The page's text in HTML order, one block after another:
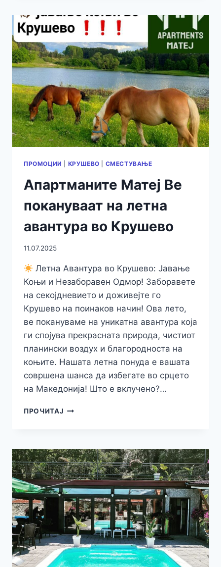
КОЈ
ЈА
ПРАВИ
РАЗЛИКАТА
ПРОМОЦИИ КРУШЕВО СМЕСТУВАЊЕ
Апартманите Матеј Ве
покануваат на летна
авантура во Крушево
11.07.2025
Летна Авантура во Крушево: Јавање
Коњи и Незаборавен Одмор! Заборавете
на секојдневието и доживејте го
Крушево на поинаков начин! Ова лето,
ве покануваме на уникатна авантура која
ги спојува прекрасната природа, чистиот
планински воздух и благородноста на
коњите. Нашата летна понуда е вашата
совршена шанса да избегате во срцето
на Македонија! Што е вклучено?…
ПРОЧИТАЈ АПАРТМАНИТЕ
НА
ЛЕТНА
АВАНТУРА
ВО
КРУШЕВО